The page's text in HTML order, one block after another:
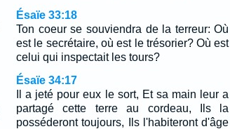
Ésaïe 33:18
Ton coeur se souviendra de la terreur: Où
est le secrétaire, où est le trésorier? Où est
celui qui inspectait les tours?
Ésaïe 34:17
Il a jeté pour eux le sort, Et sa main leur a
partagé cette terre au cordeau, Ils la
posséderont toujours, Ils l'habiteront d'âge